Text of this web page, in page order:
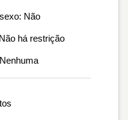
Não
há restrição